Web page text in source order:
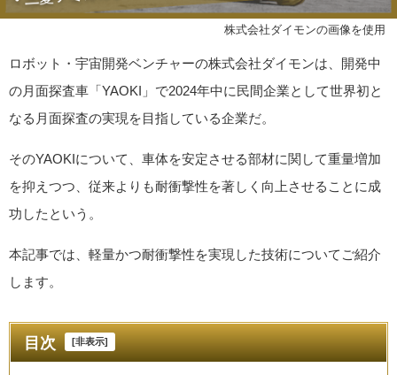
©株式会社ダイモンの画像を使用
ロボット・宇宙開発ベンチャーの株式会社ダイモンは、開発中
の月面探査車「YAOKI」で2024年中に民間企業として世界初と
なる月面探査の実現を目指している企業だ。
そのYAOKIについて、車体を安定させる部材に関して重量増加
を抑えつつ、従来よりも耐衝撃性を著しく向上させることに成
功したという。
本記事では、軽量かつ耐衝撃性を実現した技術についてご紹介
します。
目次 [非表示]